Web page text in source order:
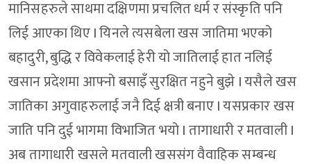
मानिसहरुले साथमा दक्षिणमा प्रचलित धर्म र संस्कृति पनि
लिई आएका थिए I यिनले त्यसबेला खस जातिमा भएको
बहादुरी, बुद्धि र विवेकलाई हेरी यो जातिलाई हात नलिई
खसान प्रदेशमा आफ्नो बसाइँ सुरक्षित नहुने बुझे I यसैले खस
जातिका अगुवाहरुलाई जनै दिई क्षत्री बनाए I यसप्रकार खस
जाति पनि दुई भागमा विभाजित भयो I तागाधारी र मतवाली I
अब तागाधारी खसले मतवाली खससंग वैवाहिक सम्बन्ध